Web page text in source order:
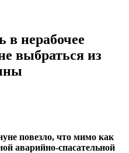
в нерабочее
выбраться из
повезло, что мимо как
аварийно-спасательной